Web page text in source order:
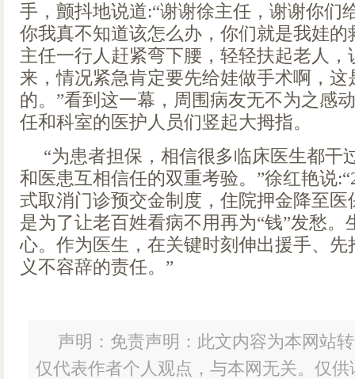
手，颤抖地说道:“谢谢徐主任，谢谢你们
你我真不知道该怎么办，你们就是我娃的
主任一行人赶紧弯下腰，轻轻扶起老人，
来，情况紧急肯定要先给娃做手术啊，这
的。”看到这一幕，周围病友无不为之感
任和科室的医护人员们竖起大拇指。
“为患者担保，相信很多临床医生都干
和医患互相信任的双重考验。”徐红艳说
式取消门诊预交金制度，住院押金降至
是为了让老百姓看病不用再为“钱”发愁。
心。作为医生，在关键时刻伸出援手、
义不容辞的责任。”
声明：免责声明：此文内容为本网站
仅代表作者个人观点，与本网无关。仅